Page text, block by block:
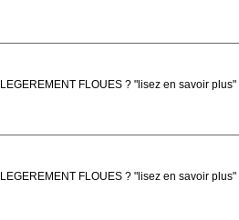
FLOUES ? "lisez en savoir plus"
FLOUES ? "lisez en savoir plus"